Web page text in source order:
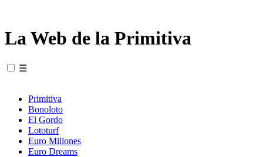
La Web de la Primitiva
☰
Primitiva
Bonoloto
El Gordo
Lototurf
Euro Millones
Euro Dreams